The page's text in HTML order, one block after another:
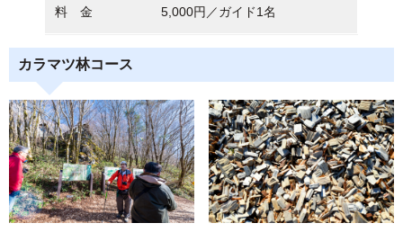
料 金 5,000円／ガイド1名
カラマツ林コース